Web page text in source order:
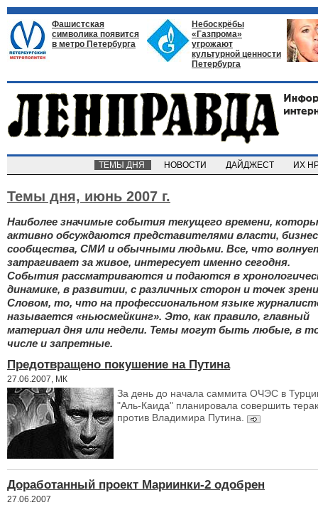
Фашистская
символика появится
в метро Петербурга
Небоскрёбы
«Газпрома»
угрожают
культурной ценности
Петербурга
ТЕМЫ ДНЯ НОВОСТИ ДАЙДЖЕСТ ИХ
Темы дня, июнь 2007 г.
Наиболее значимые события текущего времени,
активно обсуждаются представителями власти,
сообщества, СМИ и обычными людьми. Все, что
затрагивает за живое, интересует именно сегодня.
События рассматриваются и подаются в
динамике, в развитии, с различных сторон и точек
Словом, то, что на профессиональном языке
называется «ньюсмейкинг». Это, как правило, главный
материал дня или недели. Темы могут быть любые, в
числе и запретные.
Предотвращено покушение на Путина
27.06.2007, МК
За день до начала саммита ОЧЭС в
"Аль-Каида" планировала совершить
против Владимира Путина.
Доработанный проект Мариинки-2 одобрен
27.06.2007